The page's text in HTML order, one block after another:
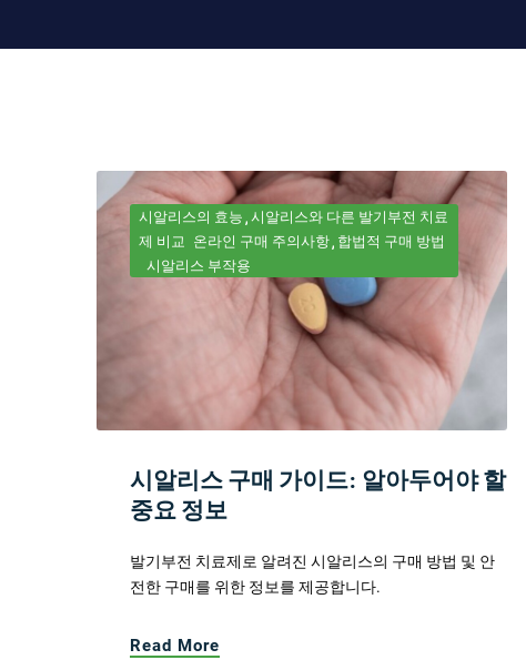
시알리스의 효능 시알리스와 다른 발기부전 치료
제 비교 온라인 구매 주의사항 합법적 구매 방법
시알리스 부작용
시알리스 구매 가이드: 알아두어야 할
중요 정보
발기부전 치료제로 알려진 시알리스의 구매 방법 및 안
전한 구매를 위한 정보를 제공합니다.
Read More